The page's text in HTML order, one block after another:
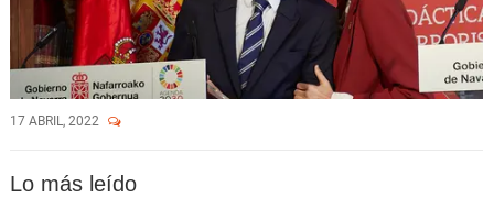
17 ABRIL, 2022
Lo más leído